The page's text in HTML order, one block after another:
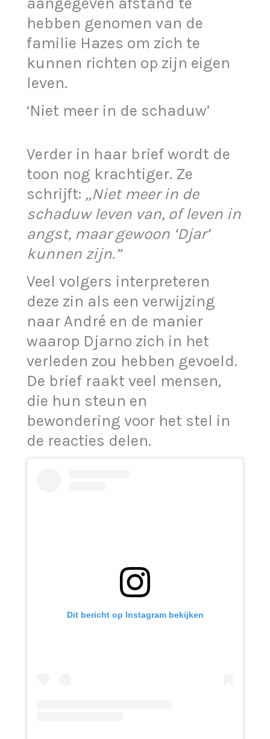
hebben genomen van de
familie Hazes om zich te
kunnen richten op zijn eigen
leven.
‘Niet meer in de schaduw’
Verder in haar brief wordt de
toon nog krachtiger. Ze
schrijft: „Niet meer in de
schaduw leven van, of leven in
angst, maar gewoon ‘Djar’
kunnen zijn.”
Veel volgers interpreteren
deze zin als een verwijzing
naar André en de manier
waarop Djarno zich in het
verleden zou hebben gevoeld.
De brief raakt veel mensen,
die hun steun en
bewondering voor het stel in
de reacties delen.
Dit bericht op Instagram bekijken